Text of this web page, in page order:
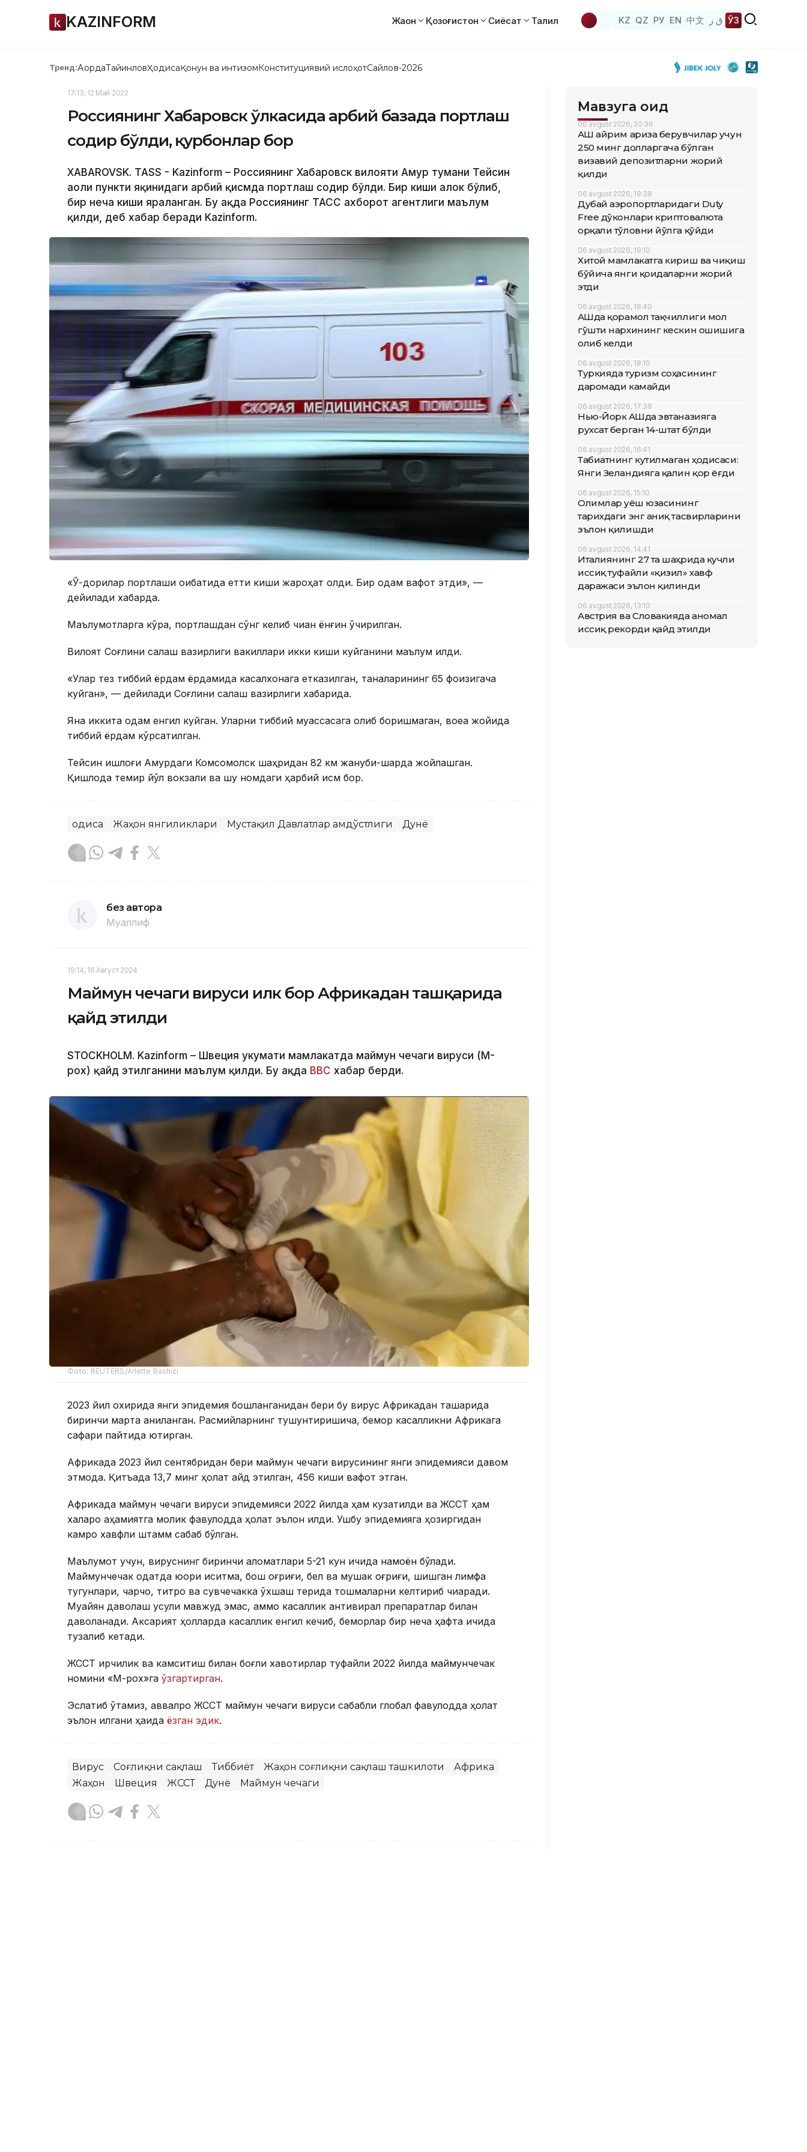
KAZINFORM Жаҳон Қозоғистон Сиёсат Таҳлил KZ QZ РУ EN 中文 ق ز ЎЗ
Тренд:АқордаТайинловҲодисаҚонун ва интизомКонституциявий ислоҳотСайлов-2026
17:13, 12 Май 2022
Россиянинг Хабаровск ўлкасида ҳарбий базада портлаш
содир бўлди, қурбонлар бор
XABAROVSK. TASS - Kazinform – Россиянинг Хабаровск вилояти Амур тумани Тейсин
аҳоли пункти яқинидаги ҳарбий қисмда портлаш содир бўлди. Бир киши ҳалок бўлиб,
бир неча киши яраланган. Бу ҳақда Россиянинг ТАСС ахборот агентлиги маълум
қилди, деб хабар беради Kazinform.
«Ўқ-дорилар портлаши оқибатида етти киши жароҳат олди. Бир одам вафот этди», —
дейилади хабарда.
Маълумотларга кўра, портлашдан сўнг келиб чиққан ёнғин ўчирилган.
Вилоят Соғлиқни сақлаш вазирлиги вакиллари икки киши куйганини маълум қилди.
«Улар тез тиббий ёрдам ёрдамида касалхонага етказилган, таналарининг 65 фоизигача
куйган», — дейилади Соғлиқни сақлаш вазирлиги хабарида.
Яна иккита одам енгил куйган. Уларни тиббий муассасага олиб боришмаган, воқеа жойида
тиббий ёрдам кўрсатилган.
Тейсин қишлоғи Амурдаги Комсомолск шаҳридан 82 км жануби-шарқда жойлашган.
Қишлоқда темир йўл вокзали ва шу номдаги ҳарбий қисм бор.
Ҳодиса Жаҳон янгиликлари Мустақил Давлатлар Ҳамдўстлиги Дунё
без автора
Муаллиф
19:14, 16 Август 2024
Маймун чечаги вируси илк бор Африкадан ташқарида
қайд этилди
STOCKHOLM. Kazinform – Швеция ҳукумати мамлакатда маймун чечаги вируси (M-
pox) қайд этилганини маълум қилди. Бу ҳақда BBC хабар берди.
Фото: REUTERS/Arlette Bashizi
2023 йил охирида янги эпидемия бошланганидан бери бу вирус Африкадан ташқарида
биринчи марта аниқланган. Расмийларнинг тушунтиришича, бемор касалликни Африкага
сафари пайтида юқтирган.
Африкада 2023 йил сентябридан бери маймун чечаги вирусининг янги эпидемияси давом
этмоқда. Қитъада 13,7 минг ҳолат қайд этилган, 456 киши вафот этган.
Африкада маймун чечаги вируси эпидемияси 2022 йилда ҳам кузатилди ва ЖССТ ҳам
халқаро аҳамиятга молик фавқулодда ҳолат эълон қилди. Ушбу эпидемияга ҳозиргидан
камроқ хавфли штамм сабаб бўлган.
Маълумот учун, вируснинг биринчи аломатлари 5-21 кун ичида намоён бўлади.
Маймунчечак одатда юқори иситма, бош оғриғи, бел ва мушак оғриғи, шишган лимфа
тугунлари, чарчоқ, титроқ ва сувчечакка ўхшаш терида тошмаларни келтириб чиқаради.
Муайян даволаш усули мавжуд эмас, аммо касаллик антивирал препаратлар билан
даволанади. Аксарият ҳолларда касаллик енгил кечиб, беморлар бир неча ҳафта ичида
тузалиб кетади.
ЖССТ ирқчилик ва камситиш билан боғлиқ хавотирлар туфайли 2022 йилда маймунчечак
номини «М-pox»га ўзгартирган.
Эслатиб ўтамиз, аввалроқ ЖССТ маймун чечаги вируси сабабли глобал фавқулодда ҳолат
эълон қилгани ҳақида ёзган эдик.
Вирус Соғлиқни сақлаш Тиббиёт Жаҳон соғлиқни сақлаш ташкилоти
Африка
Жаҳон
Швеция ЖССТ Дунё Маймун чечаги
Мавзуга оид
06 avgust 2026, 20:36
АҚШ айрим ариза берувчилар учун
250 минг долларгача бўлган
визавий депозитларни жорий
қилди
06 avgust 2026, 19:38
Дубай аэропортларидаги Duty
Free дўконлари криптовалюта
орқали тўловни йўлга қўйди
06 avgust 2026, 19:10
Хитой мамлакатга кириш ва чиқиш
бўйича янги қоидаларни жорий
этди
06 avgust 2026, 18:40
АҚШда қорамол тақчиллиги мол
гўшти нархининг кескин ошишига
олиб келди
06 avgust 2026, 18:10
Туркияда туризм соҳасининг
даромади камайди
06 avgust 2026, 17:38
Нью-Йорк АҚШда эвтаназияга
рухсат берган 14-штат бўлди
06 avgust 2026, 16:41
Табиатнинг кутилмаган ҳодисаси:
Янги Зеландияга қалин қор ёғди
06 avgust 2026, 15:10
Олимлар Қуёш юзасининг
тарихдаги энг аниқ тасвирларини
эълон қилишди
06 avgust 2026, 14:41
Италиянинг 27 та шаҳрида кучли
иссиқ туфайли «қизил» хавф
даражаси эълон қилинди
06 avgust 2026, 13:10
Австрия ва Словакияда аномал
иссиқ рекорди қайд этилди